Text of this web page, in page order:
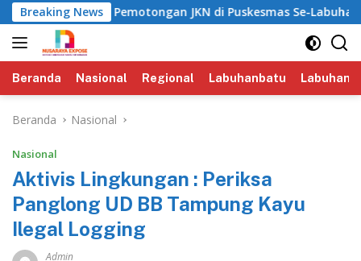
Langsung
ke
konten
Breaking News
Isu Pemotongan JKN di Puskesmas Se-Labuhanbatu‎‎
Beranda Nasional Regional Labuhanbatu
Beranda Nasional
Nasional
Aktivis Lingkungan : Periksa
Panglong UD BB Tampung Kayu
Ilegal Logging
Admin